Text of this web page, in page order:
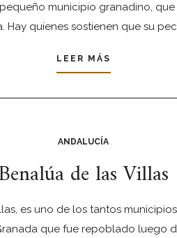
municipio granadino, que
Hay quienes sostienen que su
LEER MÁS
ANDALUCÍA
de las Villas
es uno de los tantos
que fue repoblado luego